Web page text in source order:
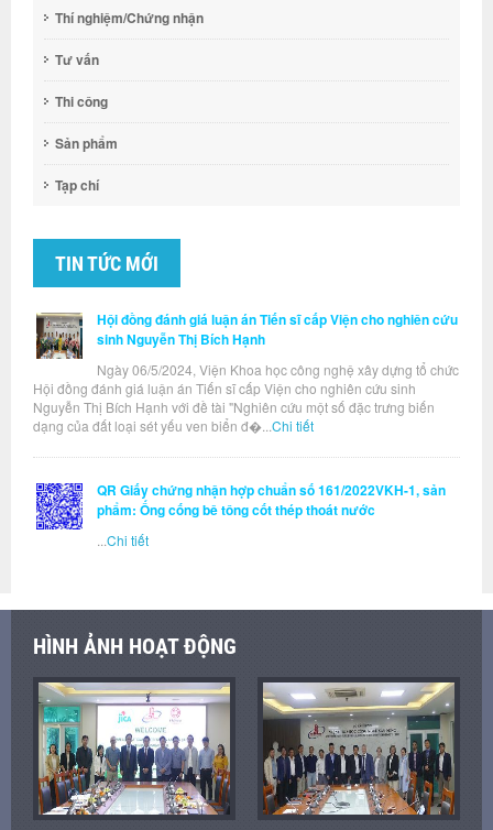
Thí nghiệm/Chứng nhận
Tư vấn
Thi công
Sản phẩm
Tạp chí
TIN TỨC MỚI
Hội đồng đánh giá luận án Tiến sĩ cấp Viện cho nghiên cứu
sinh Nguyễn Thị Bích Hạnh
Ngày 06/5/2024, Viện Khoa học công nghệ xây dựng tổ chức
Hội đồng đánh giá luận án Tiến sĩ cấp Viện cho nghiên cứu sinh
Nguyễn Thị Bích Hạnh với đề tài "Nghiên cứu một số đặc trưng biến
dạng của đất loại sét yếu ven biển đ�... Chi tiết
QR Giấy chứng nhận hợp chuẩn số 161/2022VKH-1, sản
phẩm: Ống cống bê tông cốt thép thoát nước
Chi tiết
HÌNH ẢNH HOẠT ĐỘNG